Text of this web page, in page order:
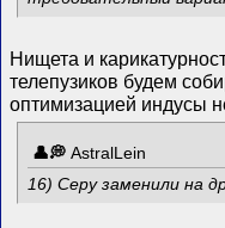
Нищета и
телепузиков будем
оптимизацией индусы
AstralLein
16) Серу заменили на